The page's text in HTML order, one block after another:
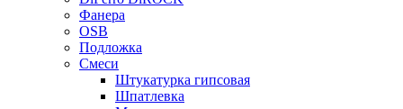
Фанера
OSB
Подложка
Смеси
Штукатурка гипсовая
Шпатлевка